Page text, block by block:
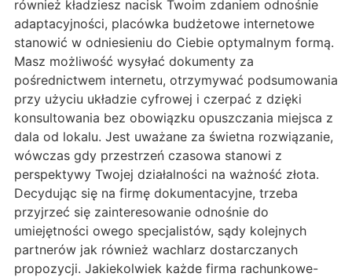
również kładziesz nacisk Twoim zdaniem odnośnie
adaptacyjności, placówka budżetowe internetowe
stanowić w odniesieniu do Ciebie optymalnym formą.
Masz możliwość wysyłać dokumenty za
pośrednictwem internetu, otrzymywać podsumowania
przy użyciu układzie cyfrowej i czerpać z dzięki
konsultowania bez obowiązku opuszczania miejsca z
dala od lokalu. Jest uważane za świetna rozwiązanie,
wówczas gdy przestrzeń czasowa stanowi z
perspektywy Twojej działalności na ważność złota.
Decydując się na firmę dokumentacyjne, trzeba
przyjrzeć się zainteresowanie odnośnie do
umiejętności owego specjalistów, sądy kolejnych
partnerów jak również wachlarz dostarczanych
propozycji. Jakiekolwiek każde firma rachunkowe-